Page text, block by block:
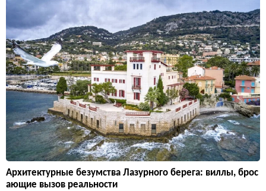
Архитектурные безумства Лазурного берега: виллы, брос
ающие вызов реальности